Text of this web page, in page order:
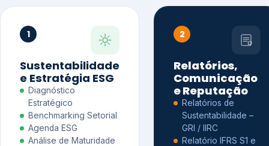
1
Sustentabilidade
e Estratégia ESG
Diagnóstico
Estratégico
Benchmarking Setorial
Agenda ESG
Análise de Maturidade
2
Relatórios,
Comunicação
e Reputação
Relatórios de
Sustentabilidade –
GRI / IIRC
Relatório IFRS S1 e